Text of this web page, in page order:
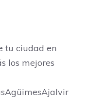
tu ciudad en
los mejores